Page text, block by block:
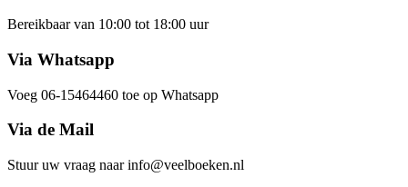
Bereikbaar van 10:00 tot 18:00 uur
Via Whatsapp
Voeg 06-15464460 toe op Whatsapp
Via de Mail
Stuur uw vraag naar info@veelboeken.nl